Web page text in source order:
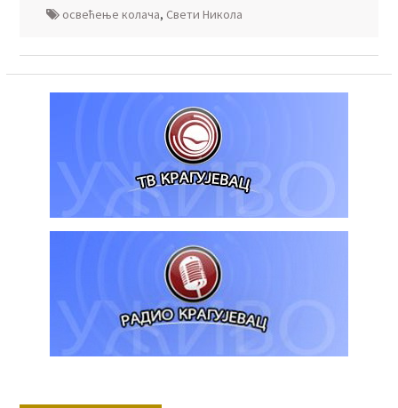
освећење колача, Свети Никола